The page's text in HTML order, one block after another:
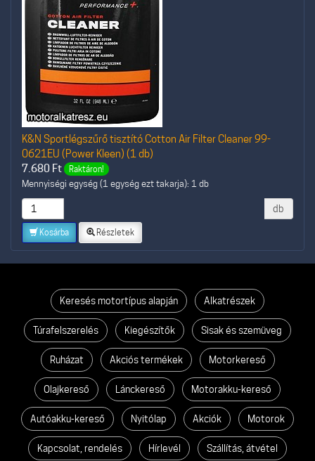
K&N Sportlégszűrő tisztító Cotton Air Filter Cleaner 99-
0621EU (Power Kleen) (1 db)
7.680 Ft Raktáron!
Mennyiségi egység (1 egység ezt takarja): 1 db
db
Kosárba Részletek
Keresés motortípus alapján Alkatrészek
Túrafelszerelés Kiegészítők Sisak és szemüveg
Ruházat Akciós termékek Motorkereső
Olajkereső Lánckereső Motorakku-kereső
Autóakku-kereső Nyitólap Akciók Motorok
Kapcsolat, rendelés Hírlevél Szállítás, átvétel